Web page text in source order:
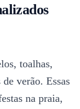
toalhas,
verão. Essas
na praia,